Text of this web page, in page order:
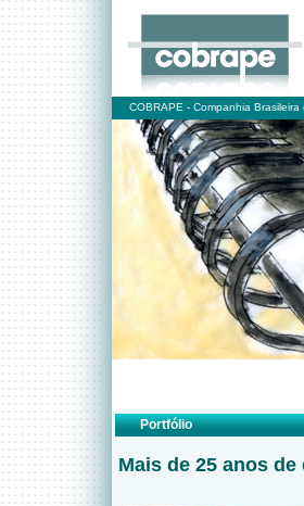
COBRAPE - Companhia
Portfólio
Mais de 25 anos